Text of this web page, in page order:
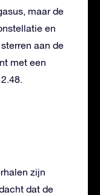
maar de
en
aan de
met een
zijn
dat de